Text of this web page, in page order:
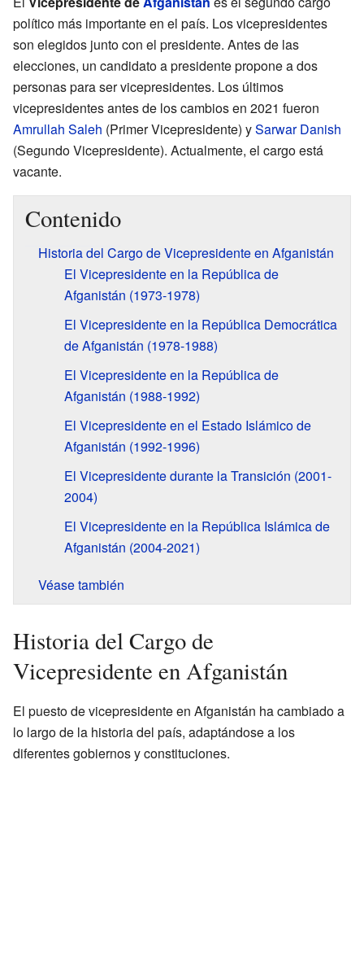
político más importante en el país. Los vicepresidentes
son elegidos junto con el presidente. Antes de las
elecciones, un candidato a presidente propone a dos
personas para ser vicepresidentes. Los últimos
vicepresidentes antes de los cambios en 2021 fueron
Amrullah Saleh (Primer Vicepresidente) ySarwar Danish
(Segundo Vicepresidente). Actualmente, el cargo está
vacante.
Contenido
Historia del Cargo de Vicepresidente en Afganistán
El Vicepresidente en la República de
Afganistán (1973-1978)
El Vicepresidente en la República Democrática
de Afganistán (1978-1988)
El Vicepresidente en la República de
Afganistán (1988-1992)
El Vicepresidente en el Estado Islámico de
Afganistán (1992-1996)
El Vicepresidente durante la Transición (2001-
2004)
El Vicepresidente en la República Islámica de
Afganistán (2004-2021)
Véase también
Historia del Cargo de
Vicepresidente en Afganistán
El puesto de vicepresidente en Afganistán ha cambiado a
lo largo de la historia del país, adaptándose a los
diferentes gobiernos y constituciones.